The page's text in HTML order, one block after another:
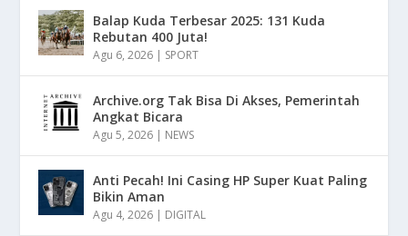
Balap Kuda Terbesar 2025: 131 Kuda
Rebutan 400 Juta!
Agu 6, 2026 | SPORT
Archive.org Tak Bisa Di Akses, Pemerintah
Angkat Bicara
Agu 5, 2026 | NEWS
Anti Pecah! Ini Casing HP Super Kuat Paling
Bikin Aman
Agu 4, 2026 | DIGITAL